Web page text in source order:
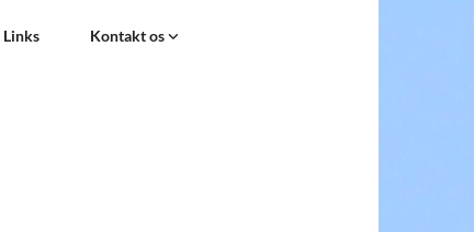
Links Kontakt os